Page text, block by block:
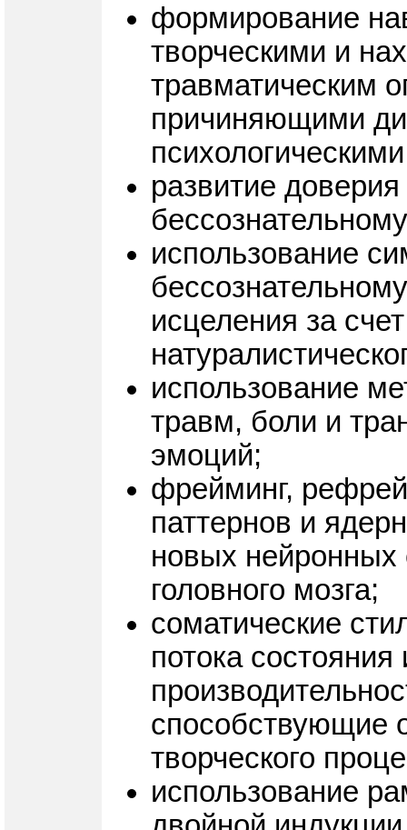
формирование
творческими и
травматическим
причиняющими
развитие
использование
исцеления за
использование
травм, боли и
эмоций;
фрейминг,
паттернов и
новых нейронных
головного мозга;
соматические
потока
способствующие
творческого
использование